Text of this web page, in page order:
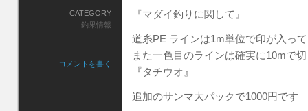
『マダイ釣りに関して』
道糸PE ラインは1m単位で印が入っ
また一色目のラインは確実に10mで
『タチウオ』
追加のサンマ大パックで1000円です
CATEGORY
釣果情報
コメントを書く